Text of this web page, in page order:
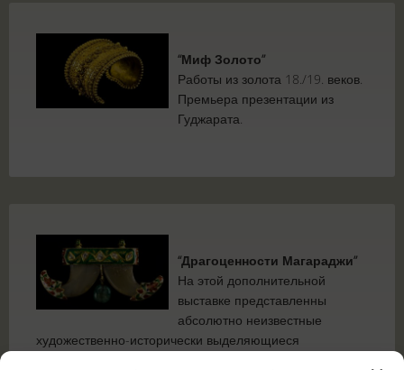
“Миф Золото”
Работы из золота 18./19. веков.
Премьера презентации из
Гуджарата.
“Драгоценности Магараджи”
На этой дополнительной
выставке представленны
абсолютно неизвестные
художественно-исторически выделяющиеся